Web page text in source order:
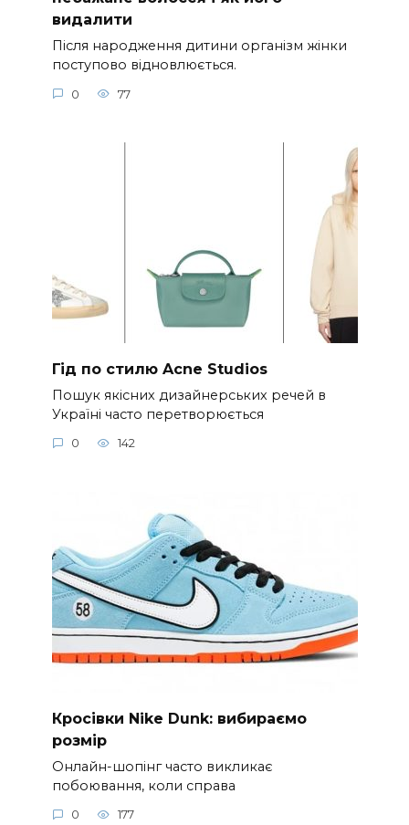
видалити
Після народження дитини організм жінки
поступово відновлюється.
0 77
Гід по стилю Acne Studios
Пошук якісних дизайнерських речей в
Україні часто перетворюється
0 142
Кросівки Nike Dunk: вибираємо
розмір
Онлайн-шопінг часто викликає
побоювання, коли справа
0 177